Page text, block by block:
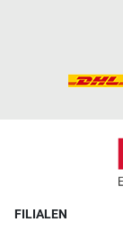
FILIALEN